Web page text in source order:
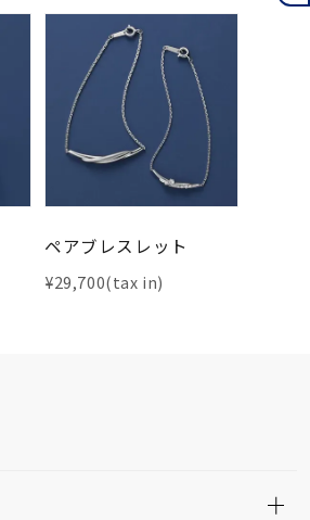
ペアブレスレット
¥29,700(tax in)